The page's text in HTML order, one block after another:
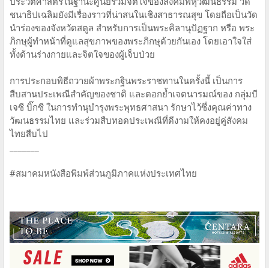
ชนาธิปเฉลิมยังมีเรื่องราวที่น่าสนในเชิงสาธารณสุข โดยถือเป็นวัด
นำร่องของจังหวัดสตูล สำหรับการเป็นพระคิลานุปัฏฐาก หรือ พระ
ภิกษุผู้ทำหน้าที่ดูแลสุขภาพของพระภิกษุด้วยกันเอง โดยเอาใจใส่
ทั้งด้านร่างกายและจิตใจของผู้เจ็บป่วย
การประกอบพิธีถวายผ้าพระกฐินพระราชทานในครั้งนี้ เป็นการ
สืบสานประเพณีสำคัญของชาติ และตอกย้ำเจตนารมณ์ของ กลุ่มบี
เจซี บิ๊กซี ในการทำนุบำรุงพระพุทธศาสนา รักษาไว้ซึ่งคุณค่าทาง
วัฒนธรรมไทย และร่วมสืบทอดประเพณีที่ดีงามให้คงอยู่คู่สังคม
ไทยสืบไป
#สมาคมหนังสือพิมพ์ส่วนภูมิภาคแห่งประเทศไทย